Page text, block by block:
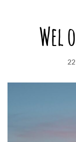
Wel